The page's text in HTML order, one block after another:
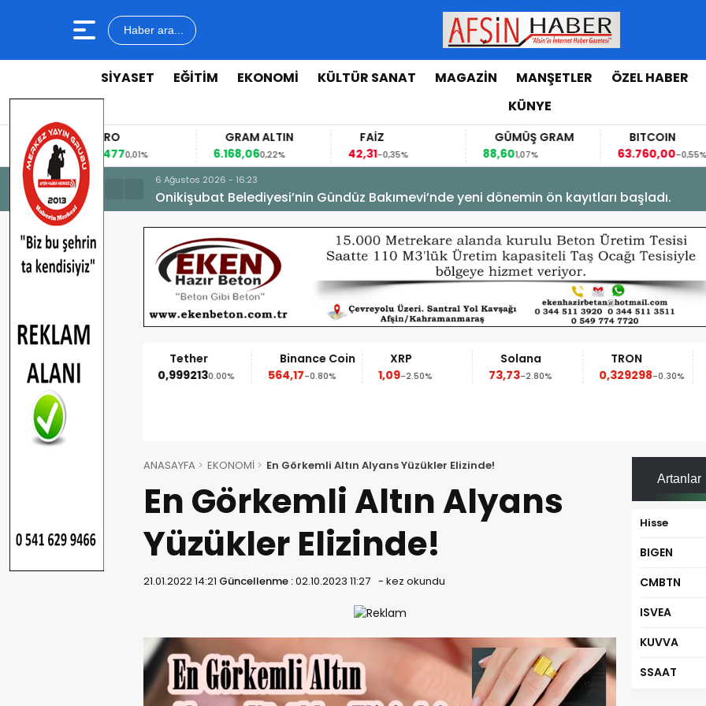
Haber ara...
SİYASET EĞİTİM EKONOMİ KÜLTÜR SANAT MAGAZİN MANŞETLER ÖZEL HABER
KÜNYE
EURO
53,84770,01%
GRAM ALTIN
6.168,060,22%
FAİZ
42,31-0,35%
GÜMÜŞ GRAM
88,601,07%
BITCOIN
63.760,00-0,55%
6 Ağustos 2026 - 16:23
Onikişubat Belediyesi’nin Gündüz Bakımevi’nde yeni dönemin ön kayıtları başladı.
Ethereum
1.852,95
Tether
0,9992130.00%
Binance Coin
564,17-0.80%
XRP
1,09-2.50%
Solana
73,73-2.80%
TRON
0,329298-0.30%
ANASAYFA EKONOMİ En Görkemli Altın Alyans Yüzükler Elizinde!
En Görkemli Altın Alyans
Yüzükler Elizinde!
21.01.2022 14:21 Güncellenme :02.10.2023 11:27 - kez okundu
Artanlar
Hisse
BIGEN
CMBTN
ISVEA
KUVVA
SSAAT